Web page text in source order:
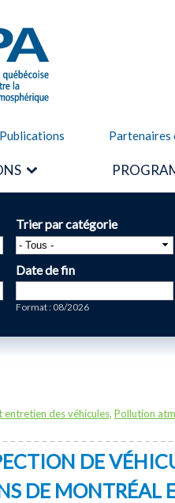
Publications Partenaires
Trier par catégorie
Date de fin
Format : 08/2026
entretien des véhicules, Pollution
DE
DE MONTRÉAL